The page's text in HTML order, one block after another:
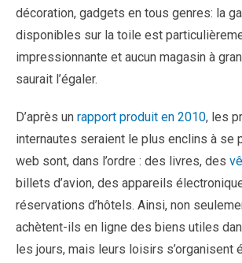
décoration, gadgets en tous genres: la
disponibles sur la toile est
impressionnante et aucun magasin à
saurait l’égaler.
D’après un rapport produit en 2010, les
internautes seraient le plus enclins à se
web sont, dans l’ordre : des livres, des
billets d’avion, des appareils
réservations d’hôtels. Ainsi, non
achètent-ils en ligne des biens utiles
les jours, mais leurs loisirs s’organisent